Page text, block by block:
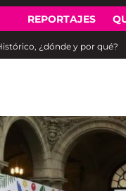
REPORTAJES
¿dónde y por qué?